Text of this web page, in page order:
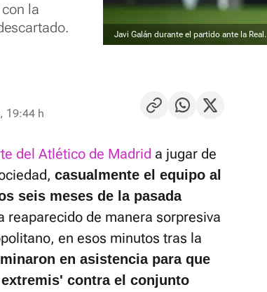
la
Javi Galán durante el partido ante la Real.
19:44 h
del Atlético de Madrid a jugar de
casualmente el equipo al
seis meses de la pasada
reaparecido de manera sorpresiva
en esos minutos tras la
en asistencia para que
contra el conjunto